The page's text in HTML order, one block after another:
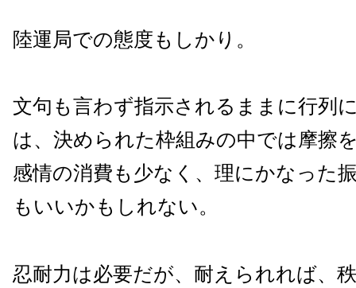
陸運局での態度もしかり。
文句も言わず指示されるままに行列
は、決められた枠組みの中では摩擦
感情の消費も少なく、理にかなった
もいいかもしれない。
忍耐力は必要だが、耐えられれば、